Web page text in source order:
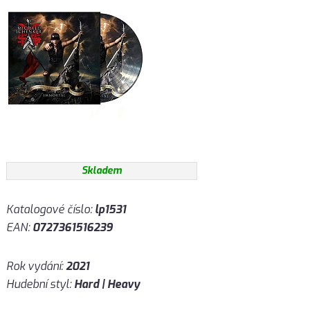
Skladem
Katalogové číslo:lp1531
EAN:0727361516239
Rok vydání:2021
Hudební styl:Hard | Heavy